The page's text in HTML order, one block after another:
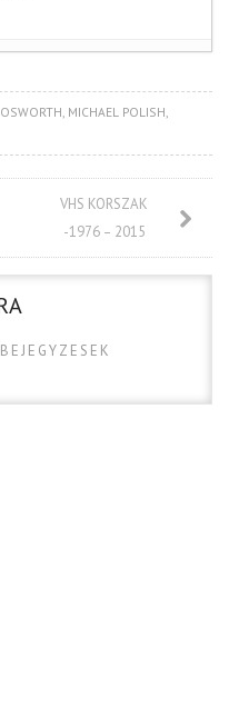
, MICHAEL POLISH,
VHS KORSZAK
-1976 – 2015